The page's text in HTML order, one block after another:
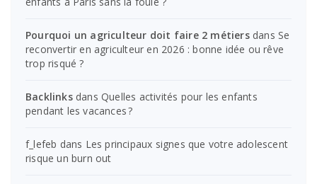
Pourquoi un agriculteur doit faire 2 métiersdans Se
reconvertir en agriculteur en 2026 : bonne idée ou rêve
trop risqué ?
BacklinksdansQuelles activités pour les enfants
pendant les vacances ?
f_lefeb dans Les principaux signes que votre adolescent
risque un burn out